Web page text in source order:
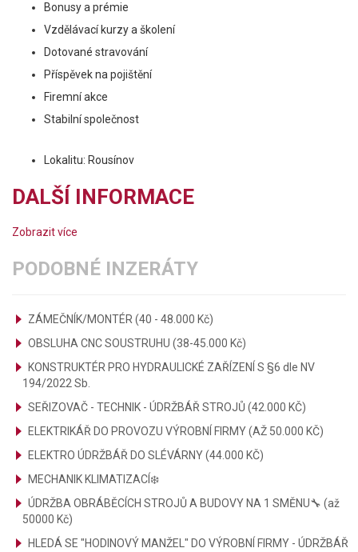
Bonusy a prémie
Vzdělávací kurzy a školení
Dotované stravování
Příspěvek na pojištění
Firemní akce
Stabilní společnost
Lokalitu: Rousínov
DALŠÍ INFORMACE
Zobrazit více
PODOBNÉ INZERÁTY
ZÁMEČNÍK/MONTÉR (40 - 48.000 Kč)
OBSLUHA CNC SOUSTRUHU (38-45.000 Kč)
KONSTRUKTÉR PRO HYDRAULICKÉ ZAŘÍZENÍ S §6 dle NV
194/2022 Sb.
SEŘIZOVAČ - TECHNIK - ÚDRŽBÁŘ STROJŮ (42.000 KČ)
ELEKTRIKÁŘ DO PROVOZU VÝROBNÍ FIRMY (AŽ 50.000 KČ)
ELEKTRO ÚDRŽBÁŘ DO SLÉVÁRNY (44.000 KČ)
MECHANIK KLIMATIZACÍ❄️
ÚDRŽBA OBRÁBĚCÍCH STROJŮ A BUDOVY NA 1 SMĚNU🔧 (až
50000 Kč)
HLEDÁ SE "HODINOVÝ MANŽEL" DO VÝROBNÍ FIRMY - ÚDRŽBÁŘ